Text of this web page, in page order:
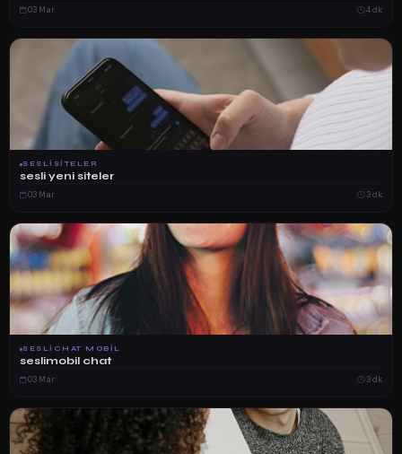
03 Mar 4 dk
SESLISITELER
sesli yeni siteler
03 Mar 3 dk
SESLICHAT MOBIL
seslimobil chat
03 Mar 3 dk